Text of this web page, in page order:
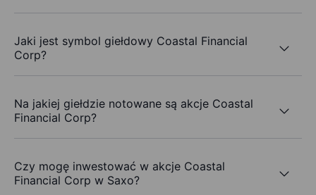
Jaki jest symbol giełdowy Coastal Financial
Corp?
Na jakiej giełdzie notowane są akcje Coastal
Financial Corp?
Czy mogę inwestować w akcje Coastal
Financial Corp w Saxo?